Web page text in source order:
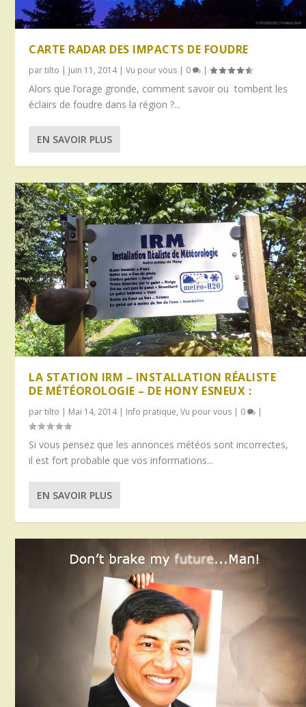
CARTE RADAR DES IMPACTS DE FOUDRE
partilto | Juin 11, 2014|Vu pour vous | 0 |
Alors que l’orage gronde, comment savoir ou tombent les
éclairs de foudre dans la région ?...
EN SAVOIR PLUS
LA STATION IRM – INSTALLATION RÉALISTE
DE MÉTÉOROLOGIE – DE HONY ESNEUX :
partilto Mai 14, 2014| Info pratique,Vu pour vous 0
Si vous pensez que les annonces météos sont incorrectes,
il est fort probable que vos informations...
EN SAVOIR PLUS